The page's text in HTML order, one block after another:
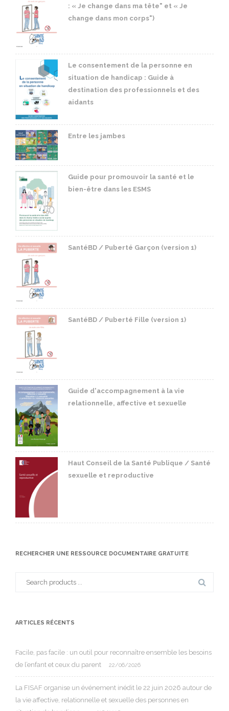
: « Je change dans ma tête" et « Je
change dans mon corps")
Le consentement de la personne en
situation de handicap : Guide à
destination des professionnels et des
aidants
Entre les jambes
Guide pour promouvoir la santé et le
bien-être dans les ESMS
SantéBD / Puberté Garçon (version 1)
SantéBD / Puberté Fille (version 1)
Guide d'accompagnement à la vie
relationnelle, affective et sexuelle
Haut Conseil de la Santé Publique / Santé
sexuelle et reproductive
RECHERCHER UNE RESSOURCE DOCUMENTAIRE GRATUITE
ARTICLES RÉCENTS
Facile, pas facile : un outil pour reconnaître ensemble les besoins
de l’enfant et ceux du parent
22/06/2026
La FISAF organise un événement inédit le 22 juin 2026 autour de
la vie affective, relationnelle et sexuelle des personnes en